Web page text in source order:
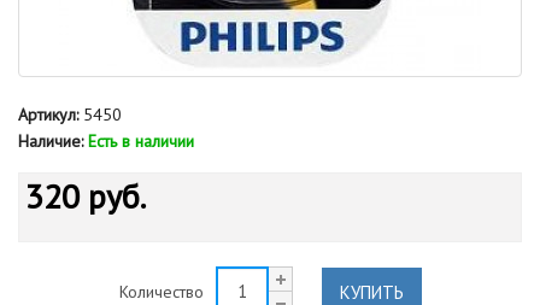
Артикул:5450
Наличие: Есть в наличии
320 руб.
Количество КУПИТЬ